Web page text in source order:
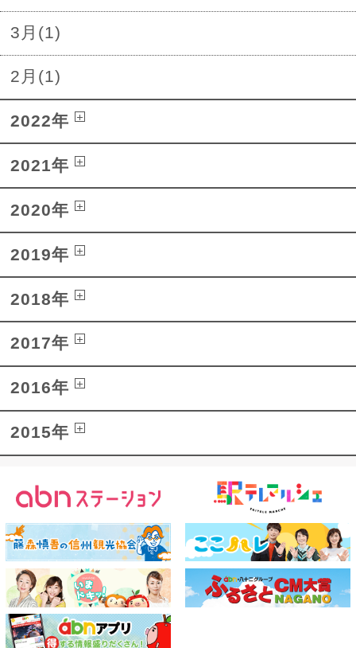
3月(1)
2月(1)
2022年
2021年
2020年
2019年
2018年
2017年
2016年
2015年